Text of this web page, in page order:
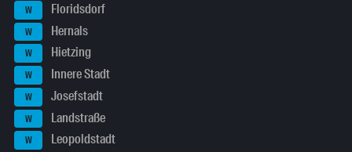
W Floridsdorf
W Hernals
W Hietzing
W Innere Stadt
W Josefstadt
W Landstraße
W Leopoldstadt